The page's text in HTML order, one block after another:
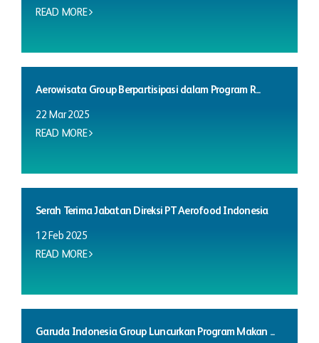
READ MORE
Aerowisata Group Berpartisipasi dalam Program R...
22 Mar 2025
READ MORE
Serah Terima Jabatan Direksi PT Aerofood Indonesia
12 Feb 2025
READ MORE
Garuda Indonesia Group Luncurkan Program Makan ...